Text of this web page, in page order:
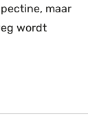
maar
wordt